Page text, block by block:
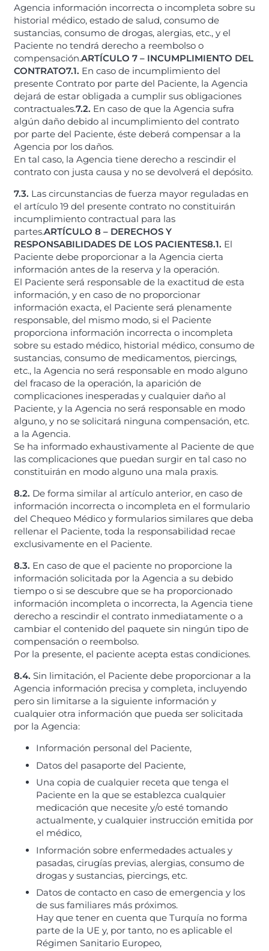
Agencia información incorrecta o incompleta sobre su
historial médico, estado de salud, consumo de
sustancias, consumo de drogas, alergias, etc., y el
Paciente no tendrá derecho a reembolso o
compensación.ARTÍCULO 7 – INCUMPLIMIENTO DEL
CONTRATO7.1. En caso de incumplimiento del
presente Contrato por parte del Paciente, la Agencia
dejará de estar obligada a cumplir sus obligaciones
contractuales.7.2. En caso de que la Agencia sufra
algún daño debido al incumplimiento del contrato
por parte del Paciente, éste deberá compensar a la
Agencia por los daños.
En tal caso, la Agencia tiene derecho a rescindir el
contrato con justa causa y no se devolverá el depósito.
7.3. Las circunstancias de fuerza mayor reguladas en
el artículo 19 del presente contrato no constituirán
incumplimiento contractual para las
partes.ARTÍCULO 8 – DERECHOS Y
RESPONSABILIDADES DE LOS PACIENTES8.1. El
Paciente debe proporcionar a la Agencia cierta
información antes de la reserva y la operación.
El Paciente será responsable de la exactitud de esta
información, y en caso de no proporcionar
información exacta, el Paciente será plenamente
responsable, del mismo modo, si el Paciente
proporciona información incorrecta o incompleta
sobre su estado médico, historial médico, consumo de
sustancias, consumo de medicamentos, piercings,
etc., la Agencia no será responsable en modo alguno
del fracaso de la operación, la aparición de
complicaciones inesperadas y cualquier daño al
Paciente, y la Agencia no será responsable en modo
alguno, y no se solicitará ninguna compensación, etc.
a la Agencia.
Se ha informado exhaustivamente al Paciente de que
las complicaciones que puedan surgir en tal caso no
constituirán en modo alguno una mala praxis.
8.2. De forma similar al artículo anterior, en caso de
información incorrecta o incompleta en el formulario
del Chequeo Médico y formularios similares que deba
rellenar el Paciente, toda la responsabilidad recae
exclusivamente en el Paciente.
8.3. En caso de que el paciente no proporcione la
información solicitada por la Agencia a su debido
tiempo o si se descubre que se ha proporcionado
información incompleta o incorrecta, la Agencia tiene
derecho a rescindir el contrato inmediatamente o a
cambiar el contenido del paquete sin ningún tipo de
compensación o reembolso.
Por la presente, el paciente acepta estas condiciones.
8.4. Sin limitación, el Paciente debe proporcionar a la
Agencia información precisa y completa, incluyendo
pero sin limitarse a la siguiente información y
cualquier otra información que pueda ser solicitada
por la Agencia:
Información personal del Paciente,
Datos del pasaporte del Paciente,
Una copia de cualquier receta que tenga el
Paciente en la que se establezca cualquier
medicación que necesite y/o esté tomando
actualmente, y cualquier instrucción emitida por
el médico,
Información sobre enfermedades actuales y
pasadas, cirugías previas, alergias, consumo de
drogas y sustancias, piercings, etc.
Datos de contacto en caso de emergencia y los
de sus familiares más próximos.
Hay que tener en cuenta que Turquía no forma
parte de la UE y, por tanto, no es aplicable el
Régimen Sanitario Europeo,